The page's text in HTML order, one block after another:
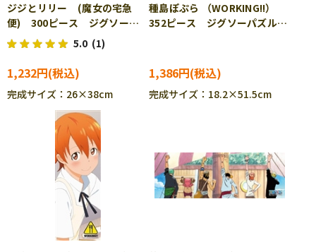
ジジとリリー (魔女の宅急
便) 300ピース ジグソーパ
ズル ENS-300-271
5.0 (1)
1,232円
完成サイズ：26×38cm
種島ぽぷら （WORKING!!）
352ピース ジグソーパズル
1,386円
完成サイズ：18.2×51.5cm